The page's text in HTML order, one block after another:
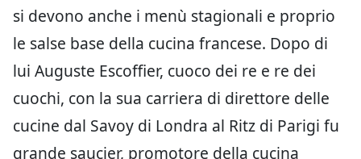
si devono anche i menù stagionali e proprio
le salse base della cucina francese. Dopo di
lui Auguste Escoffier, cuoco dei re e re dei
cuochi, con la sua carriera di direttore delle
cucine dal Savoy di Londra al Ritz di Parigi fu
grande saucier, promotore della cucina